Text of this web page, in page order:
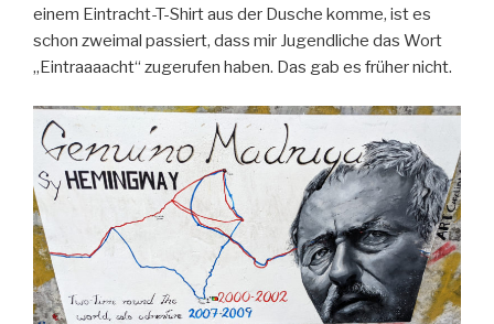
einem Eintracht-T-Shirt aus der Dusche komme, ist es
schon zweimal passiert, dass mir Jugendliche das Wort
„Eintraaaacht“ zugerufen haben. Das gab es früher nicht.